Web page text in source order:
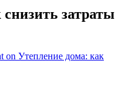
затраты
on Утепление дома: как